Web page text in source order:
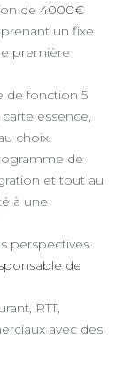
de 4000€
un fixe
première
de fonction 5
essence,
choix.
de
et tout au
à une
perspectives
de
RTT,
avec des